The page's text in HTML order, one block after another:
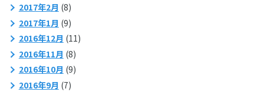
2017年2月 (8)
2017年1月 (9)
2016年12月 (11)
2016年11月 (8)
2016年10月 (9)
2016年9月 (7)